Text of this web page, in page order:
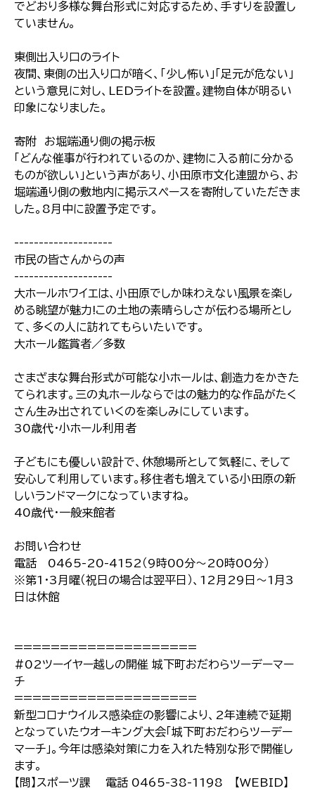
でどおり多様な舞台形式に対応するため、手すりを設置し
ていません。
東側出入り口のライト
夜間、東側の出入り口が暗く、「少し怖い」「足元が危ない」
という意見に対し、LEDライトを設置。建物自体が明るい
印象になりました。
寄附 お堀端通り側の掲示板
「どんな催事が行われているのか、建物に入る前に分かる
ものが欲しい」という声があり、小田原市文化連盟から、お
堀端通り側の敷地内に掲示スペースを寄附していただきま
した。8月中に設置予定です。
--------------------
市民の皆さんからの声
--------------------
大ホールホワイエは、小田原でしか味わえない風景を楽し
める眺望が魅力!この土地の素晴らしさが伝わる場所とし
て、多くの人に訪れてもらいたいです。
大ホール鑑賞者／多数
さまざまな舞台形式が可能な小ホールは、創造力をかきた
てられます。三の丸ホールならではの魅力的な作品がたく
さん生み出されていくのを楽しみにしています。
30歳代・小ホール利用者
子どもにも優しい設計で、休憩場所として気軽に、そして
安心して利用しています。移住者も増えている小田原の新
しいランドマークになっていますね。
40歳代・一般来館者
お問い合わせ
電話 0465-20-4152（9時00分～20時00分）
※第1・3月曜（祝日の場合は翌平日）、12月29日～1月3
日は休館
====================
#02ツーイヤー越しの開催 城下町おだわらツーデーマー
チ
====================
新型コロナウイルス感染症の影響により、2年連続で延期
となっていたウオーキング大会「城下町おだわらツーデー
マーチ」。今年は感染対策に力を入れた特別な形で開催し
ます。
【問】スポーツ課 電話 0465-38-1198 【WEBID】